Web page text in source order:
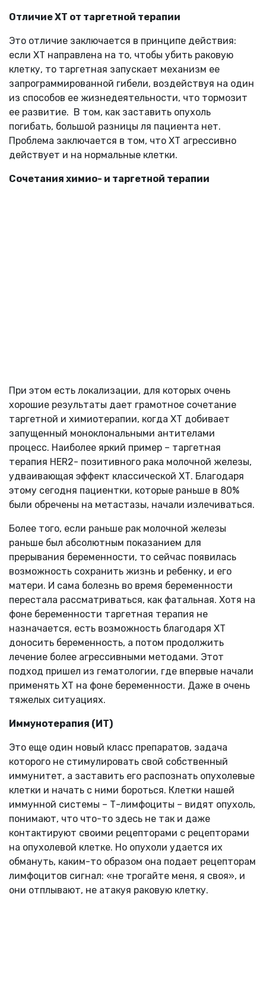
Отличие ХТ от таргетной терапии
Это отличие заключается в принципе действия:
если ХТ направлена на то, чтобы убить раковую
клетку, то таргетная запускает механизм ее
запрограммированной гибели, воздействуя на один
из способов ее жизнедеятельности, что тормозит
ее развитие. В том, как заставить опухоль
погибать, большой разницы ля пациента нет.
Проблема заключается в том, что ХТ агрессивно
действует и на нормальные клетки.
Сочетания химио- и таргетной терапии
При этом есть локализации, для которых очень
хорошие результаты дает грамотное сочетание
таргетной и химиотерапии, когда ХТ добивает
запущенный моноклональными антителами
процесс. Наиболее яркий пример – таргетная
терапия HER2- позитивного рака молочной железы,
удваивающая эффект классической ХТ. Благодаря
этому сегодня пациентки, которые раньше в 80%
были обречены на метастазы, начали излечиваться.
Более того, если раньше рак молочной железы
раньше был абсолютным показанием для
прерывания беременности, то сейчас появилась
возможность сохранить жизнь и ребенку, и его
матери. И сама болезнь во время беременности
перестала рассматриваться, как фатальная. Хотя на
фоне беременности таргетная терапия не
назначается, есть возможность благодаря ХТ
доносить беременность, а потом продолжить
лечение более агрессивными методами. Этот
подход пришел из гематологии, где впервые начали
применять ХТ на фоне беременности. Даже в очень
тяжелых ситуациях.
Иммунотерапия (ИТ)
Это еще один новый класс препаратов, задача
которого не стимулировать свой собственный
иммунитет, а заставить его распознать опухолевые
клетки и начать с ними бороться. Клетки нашей
иммунной системы – Т-лимфоциты – видят опухоль,
понимают, что что-то здесь не так и даже
контактируют своими рецепторами с рецепторами
на опухолевой клетке. Но опухоли удается их
обмануть, каким-то образом она подает рецепторам
лимфоцитов сигнал: «не трогайте меня, я своя», и
они отплывают, не атакуя раковую клетку.